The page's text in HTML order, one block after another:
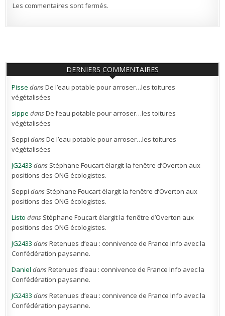
Les commentaires sont fermés.
DERNIERS COMMENTAIRES
Pisse dansDe l’eau potable pour arroser…les toitures
végétalisées
sippe dansDe l’eau potable pour arroser…les toitures
végétalisées
Seppi dansDe l’eau potable pour arroser…les toitures
végétalisées
JG2433 dans Stéphane Foucart élargit la fenêtre d’Overton aux
positions des ONG écologistes.
Seppi dans Stéphane Foucart élargit la fenêtre d’Overton aux
positions des ONG écologistes.
Listo dans Stéphane Foucart élargit la fenêtre d’Overton aux
positions des ONG écologistes.
JG2433 dansRetenues d’eau : connivence de France Info avec la
Confédération paysanne.
Daniel dansRetenues d’eau : connivence de France Info avec la
Confédération paysanne.
JG2433 dansRetenues d’eau : connivence de France Info avec la
Confédération paysanne.